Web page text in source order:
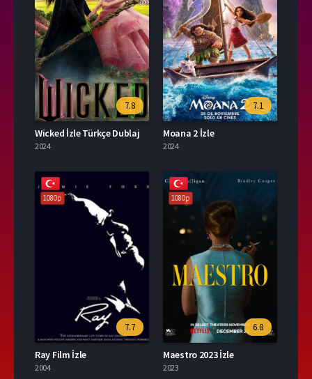
7.8
Wicked İzle Türkçe Dublaj
2024
7.1
Moana 2 İzle
2024
1080p
7.7
Ray Film İzle
2004
1080p
6.8
Maestro 2023 İzle
2023